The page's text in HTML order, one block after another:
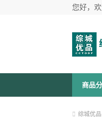
您好，
商品
综城优品